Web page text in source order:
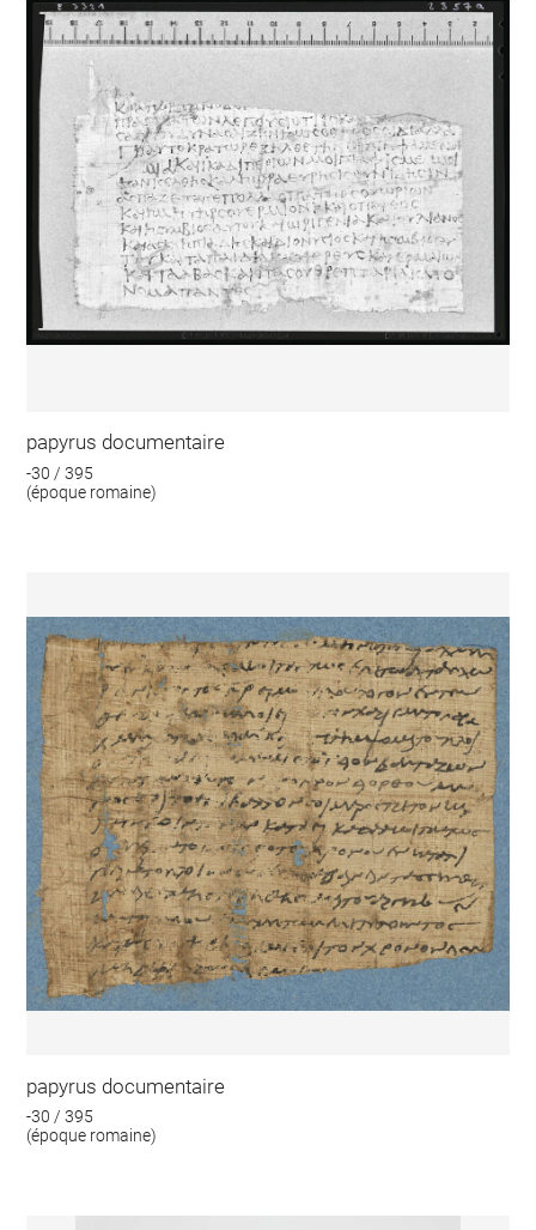
papyrus documentaire
-30 / 395
(époque romaine)
papyrus documentaire
-30 / 395
(époque romaine)